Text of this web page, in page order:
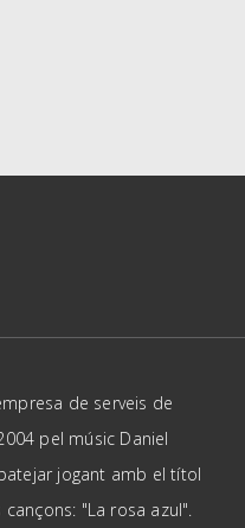
de serveis de
pel músic Daniel
jogant amb el títol
"La rosa azul".